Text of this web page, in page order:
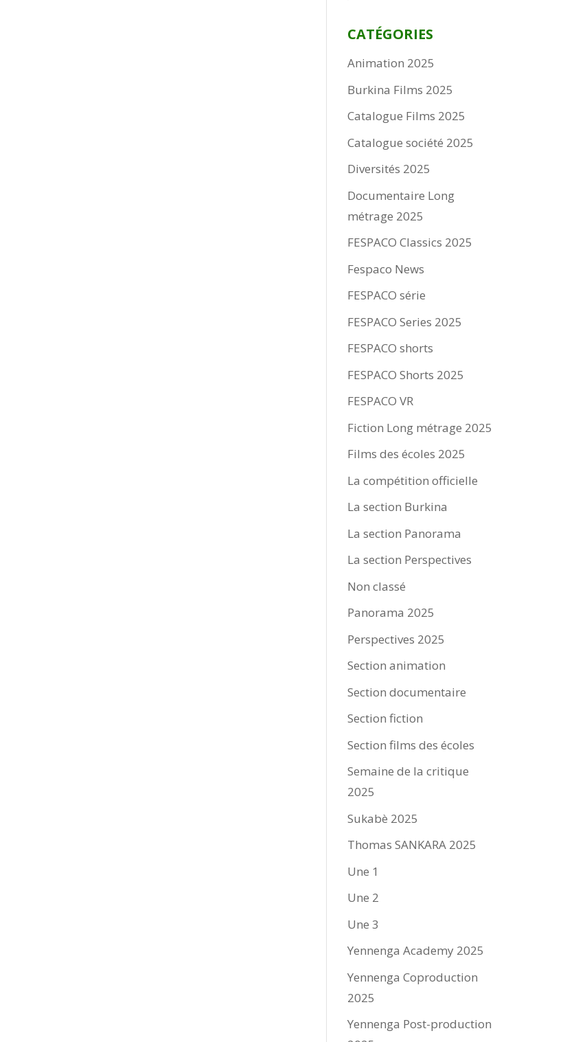
CATÉGORIES
Animation 2025
Burkina Films 2025
Catalogue Films 2025
Catalogue société 2025
Diversités 2025
Documentaire Long
métrage 2025
FESPACO Classics 2025
Fespaco News
FESPACO série
FESPACO Series 2025
FESPACO shorts
FESPACO Shorts 2025
FESPACO VR
Fiction Long métrage 2025
Films des écoles 2025
La compétition officielle
La section Burkina
La section Panorama
La section Perspectives
Non classé
Panorama 2025
Perspectives 2025
Section animation
Section documentaire
Section fiction
Section films des écoles
Semaine de la critique
2025
Sukabè 2025
Thomas SANKARA 2025
Une 1
Une 2
Une 3
Yennenga Academy 2025
Yennenga Coproduction
2025
Yennenga Post-production